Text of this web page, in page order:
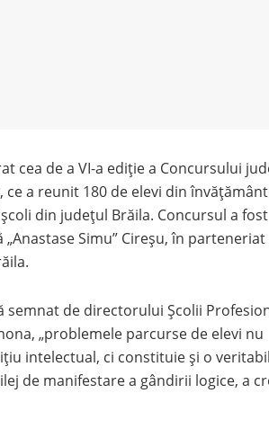
cea de a VI-a ediție a Concursului
ce a reunit 180 de elevi din
din județul Brăila. Concursul a fost
Simu” Cireșu, în parteneriat
de directorului Școlii
„problemele parcurse de elevi nu
intelectual, ci constituie și o
de manifestare a gândirii logice, a